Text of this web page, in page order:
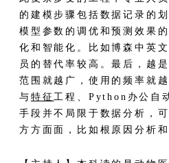
的建模步骤包括数据记录的
模型参数的调优和预测效果
化和智能化。比如博森中英
员的替代率较高。最后，越
范围就越广，使用的频率就
与 特征工程、Python办公自
手段并不局限于数据分析，
方方面面，比如根原因分析